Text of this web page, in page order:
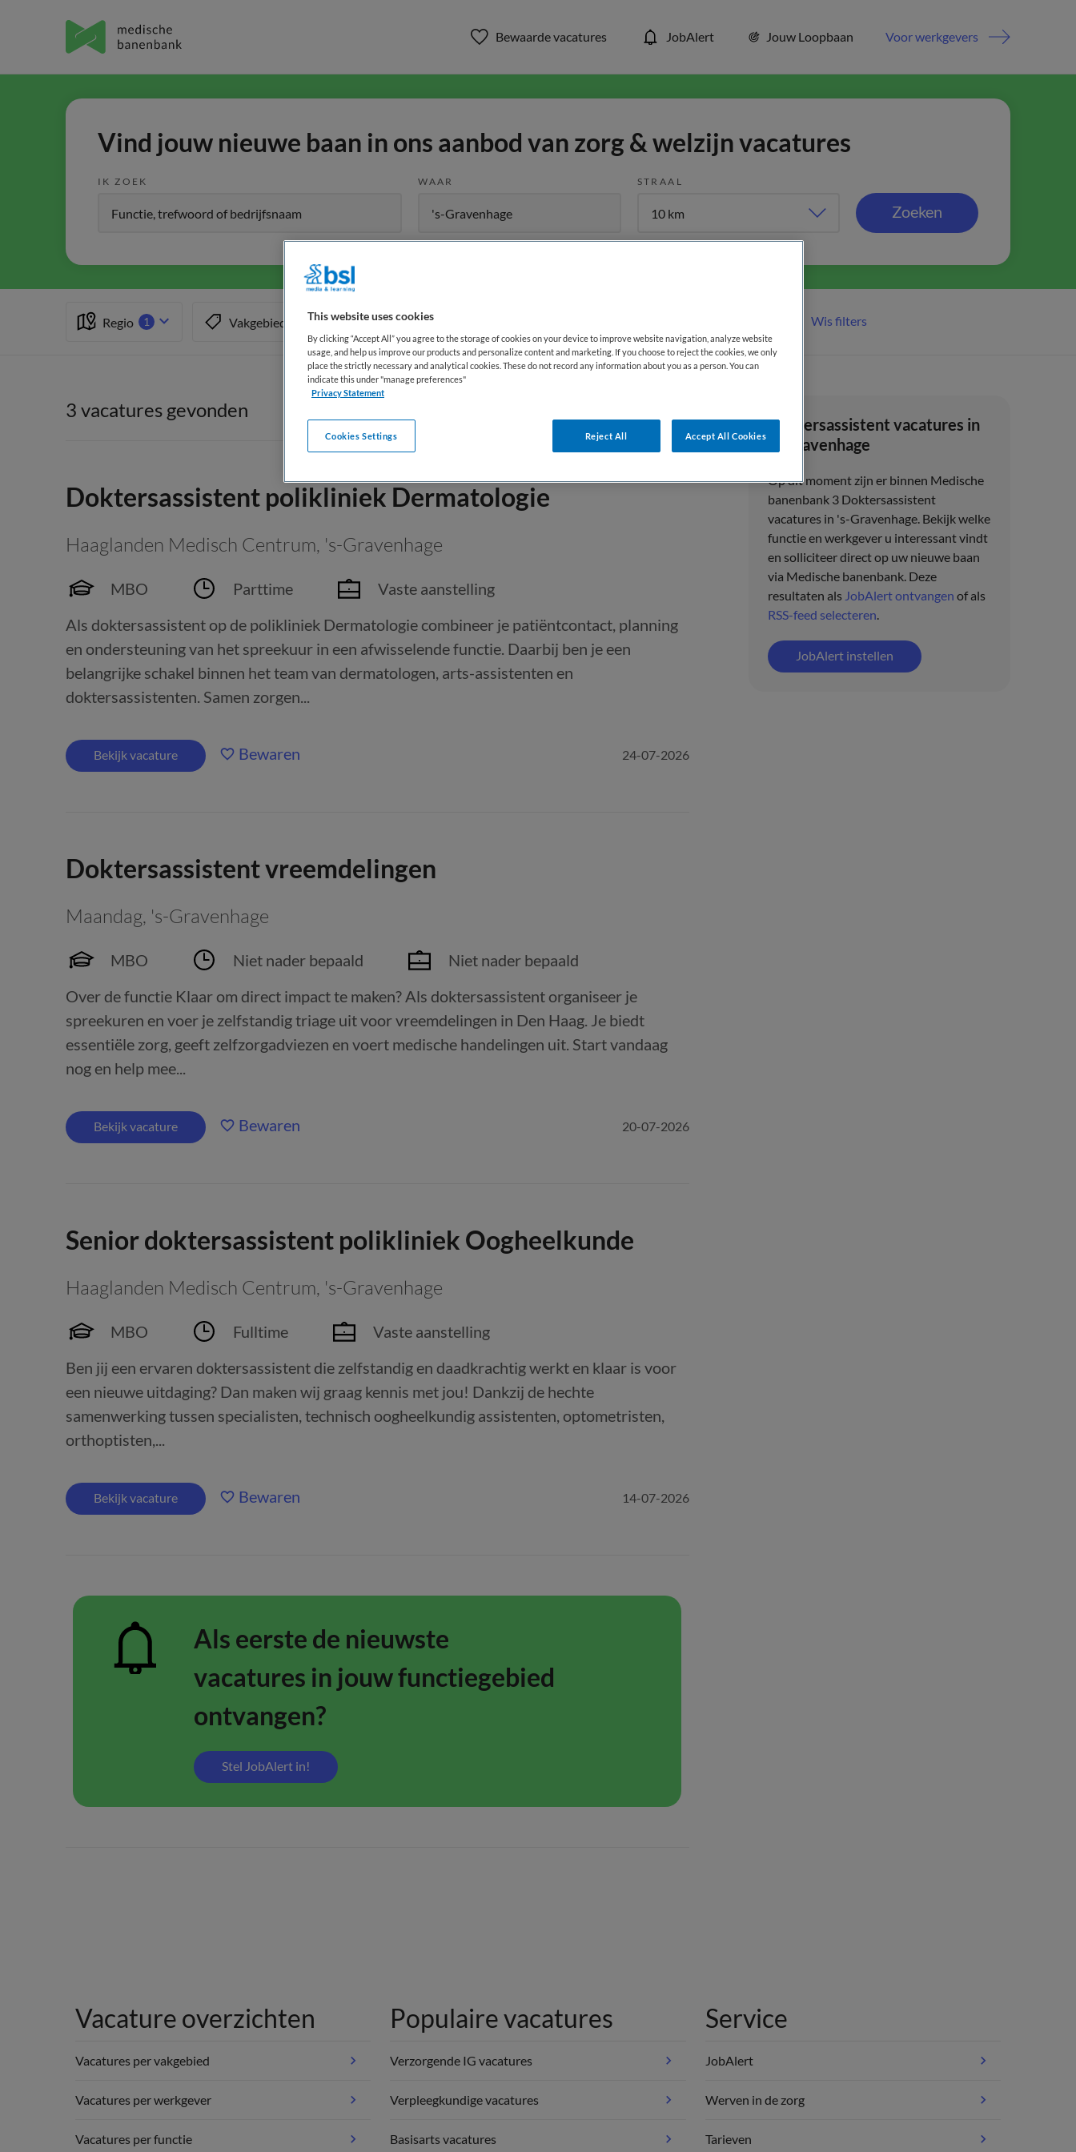
Bewaarde vacatures JobAlert Jouw Loopbaan Voor werkgevers
Vind jouw nieuwe baan in ons aanbod van zorg & welzijn vacatures
IK ZOEK WAAR STRAAL
Zoeken
Regio 1 Vakgebied Functiegebied Wis filters
Doktersassistent vacatures in
's-Gravenhage
Op dit moment zijn er binnen Medische
banenbank 3 Doktersassistent
vacatures in 's-Gravenhage. Bekijk welke
functie en werkgever u interessant vindt
en solliciteer direct op uw nieuwe baan
via Medische banenbank. Deze
resultaten als JobAlert ontvangen of als
RSS-feed selecteren.
JobAlert instellen
3 vacatures gevonden
Doktersassistent polikliniek Dermatologie
Haaglanden Medisch Centrum, 's-Gravenhage
MBO Parttime
Vaste aanstelling
Als doktersassistent op de polikliniek Dermatologie combineer je patiëntcontact, planning
en ondersteuning van het spreekuur in een afwisselende functie. Daarbij ben je een
belangrijke schakel binnen het team van dermatologen, arts-assistenten en
doktersassistenten. Samen zorgen...
Bekijk vacature Bewaren 24-07-2026
Doktersassistent vreemdelingen
Maandag, 's-Gravenhage
MBO Niet nader bepaald
Niet nader bepaald
Over de functie Klaar om direct impact te maken? Als doktersassistent organiseer je
spreekuren en voer je zelfstandig triage uit voor vreemdelingen in Den Haag. Je biedt
essentiële zorg, geeft zelfzorgadviezen en voert medische handelingen uit. Start vandaag
nog en help mee...
Bekijk vacature Bewaren 20-07-2026
Senior doktersassistent polikliniek Oogheelkunde
Haaglanden Medisch Centrum, 's-Gravenhage
MBO Fulltime
Vaste aanstelling
Ben jij een ervaren doktersassistent die zelfstandig en daadkrachtig werkt en klaar is voor
een nieuwe uitdaging? Dan maken wij graag kennis met jou! Dankzij de hechte
samenwerking tussen specialisten, technisch oogheelkundig assistenten, optometristen,
orthoptisten,...
Bekijk vacature Bewaren 14-07-2026
Als eerste de nieuwste
vacatures in jouw functiegebied
ontvangen?
Stel JobAlert in!
Vacature overzichten
Vacatures per vakgebied
Vacatures per werkgever
Vacatures per functie
Populaire vacatures
Verzorgende IG vacatures
Verpleegkundige vacatures
Basisarts vacatures
Service
JobAlert
Werven in de zorg
Tarieven
This website uses cookies
By clicking “Accept All” you agree to the storage of cookies on your device to improve website navigation, analyze website
usage, and help us improve our products and personalize content and marketing. If you choose to reject the cookies, we only
place the strictly necessary and analytical cookies. These do not record any information about you as a person. You can
indicate this under "manage preferences"
Privacy Statement
Reject All Accept All Cookies
Cookies Settings